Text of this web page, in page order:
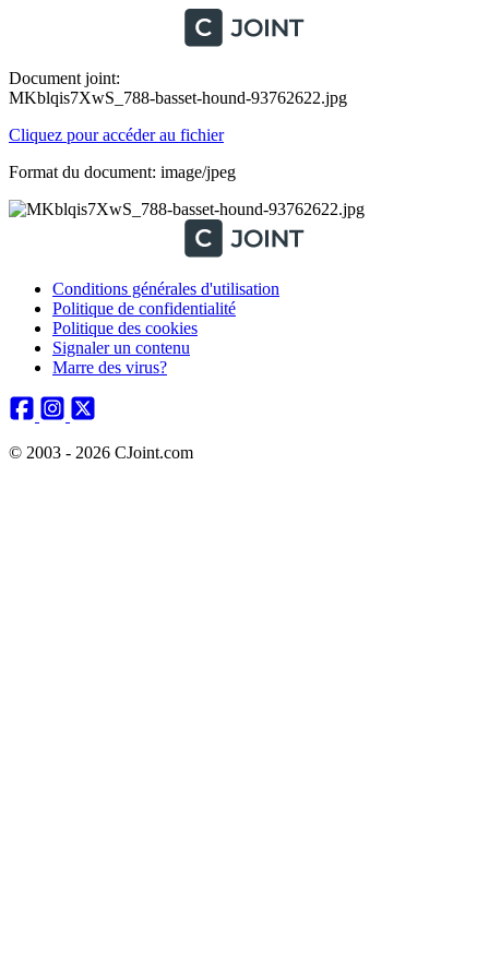
Document joint:
MKblqis7XwS_788-basset-hound-93762622.jpg
Cliquez pour accéder au fichier
Format du document: image/jpeg
Conditions générales d'utilisation
Politique de confidentialité
Politique des cookies
Signaler un contenu
Marre des virus?
© 2003 - 2026 CJoint.com